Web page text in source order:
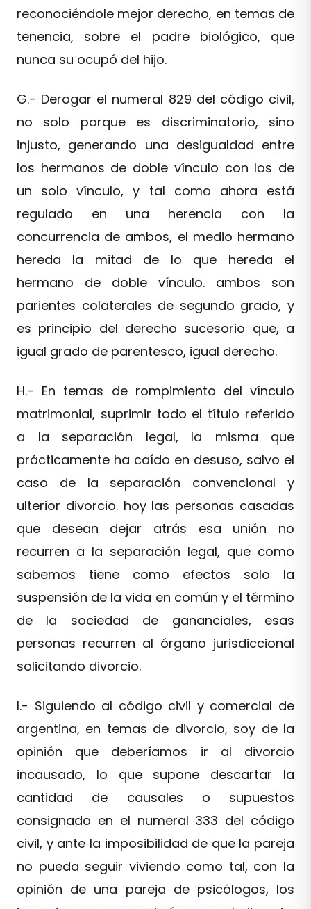
reconociéndole mejor derecho, en temas de
tenencia, sobre el padre biológico, que
nunca su ocupó del hijo.
G.- Derogar el numeral 829 del código civil,
no solo porque es discriminatorio, sino
injusto, generando una desigualdad entre
los hermanos de doble vínculo con los de
un solo vínculo, y tal como ahora está
regulado en una herencia con la
concurrencia de ambos, el medio hermano
hereda la mitad de lo que hereda el
hermano de doble vínculo. ambos son
parientes colaterales de segundo grado, y
es principio del derecho sucesorio que, a
igual grado de parentesco, igual derecho.
H.- En temas de rompimiento del vínculo
matrimonial, suprimir todo el título referido
a la separación legal, la misma que
prácticamente ha caído en desuso, salvo el
caso de la separación convencional y
ulterior divorcio. hoy las personas casadas
que desean dejar atrás esa unión no
recurren a la separación legal, que como
sabemos tiene como efectos solo la
suspensión de la vida en común y el término
de la sociedad de gananciales, esas
personas recurren al órgano jurisdiccional
solicitando divorcio.
I.- Siguiendo al código civil y comercial de
argentina, en temas de divorcio, soy de la
opinión que deberíamos ir al divorcio
incausado, lo que supone descartar la
cantidad de causales o supuestos
consignado en el numeral 333 del código
civil, y ante la imposibilidad de que la pareja
no pueda seguir viviendo como tal, con la
opinión de una pareja de psicólogos, los